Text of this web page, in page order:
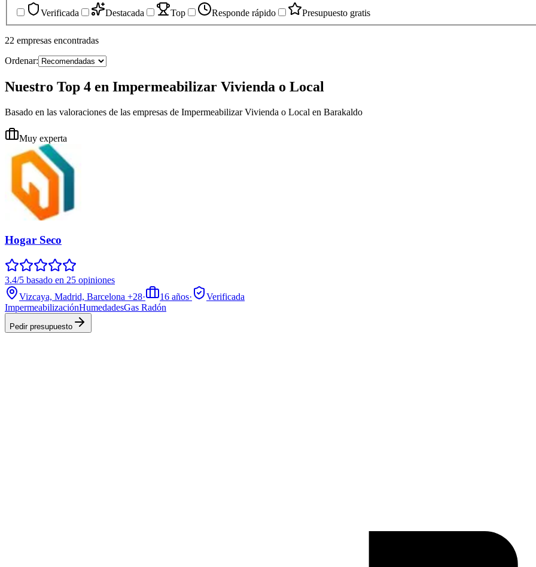
Verificada
Destacada Top Responde rápido Presupuesto gratis
22 empresas encontradas
Ordenar:
Nuestro Top 4 en Impermeabilizar Vivienda o Local
Basado en las valoraciones de las empresas de Impermeabilizar Vivienda o Local en Barakaldo
Muy experta
Hogar Seco
3.4/5 basado en 25 opiniones
Vizcaya, Madrid, Barcelona +28· 16 años·
Verificada
ImpermeabilizaciónHumedadesGas Radón
Pedir presupuesto